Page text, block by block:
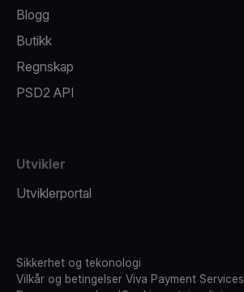
Blogg
Butikk
Regnskap
PSD2 API
Utvikler
Utviklerportal
Sikkerhet og tekonologi
Vilkår og betingelser Viva Payment Services